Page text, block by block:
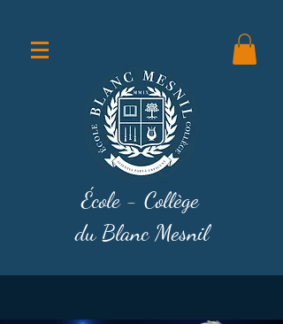
École - Collège
du Blanc Mesnil